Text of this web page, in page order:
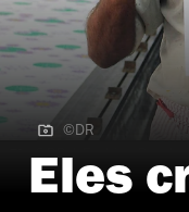
©DR | Fashion
©DR
Eles